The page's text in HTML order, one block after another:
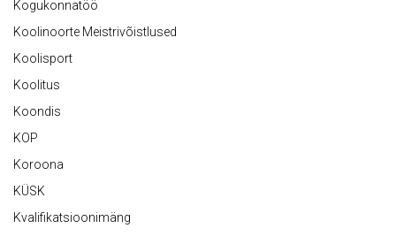
Kogukonnatöö
Koolinoorte Meistrivõistlused
Koolisport
Koolitus
Koondis
KOP
Koroona
KÜSK
Kvalifikatsioonimäng